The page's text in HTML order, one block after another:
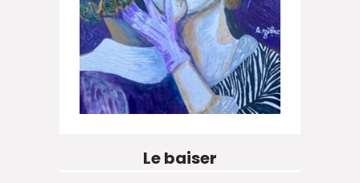
Le baiser